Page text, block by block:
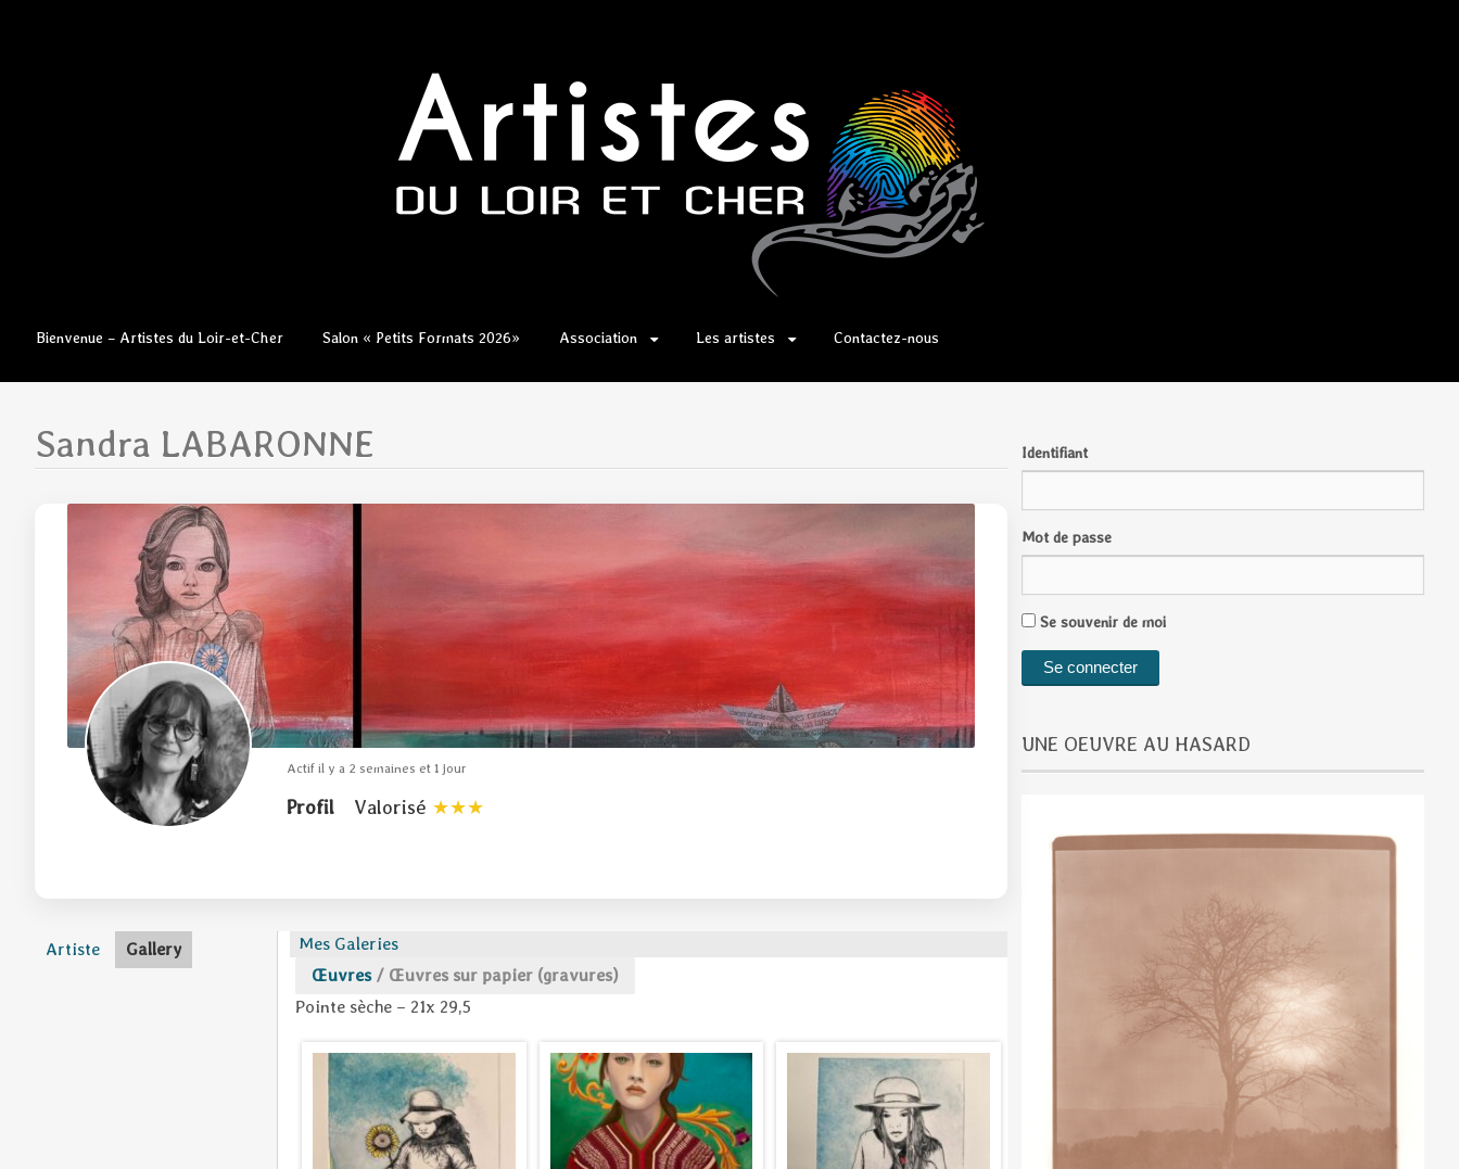
Aller
contenu
Bienvenue – Artistes du Loir-et-Cher Salon « Petits Formats 2026» Association Les artistes Contactez-nous
Sandra LABARONNE
Actif il y a 2 semaines et 1 jour
Profil Valorisé
Artiste Gallery
Mes Galeries
Œuvres / Œuvres sur papier (gravures)
Pointe sèche – 21x 29,5
Identifiant
Mot de passe
Se souvenir de moi
UNE OEUVRE AU HASARD